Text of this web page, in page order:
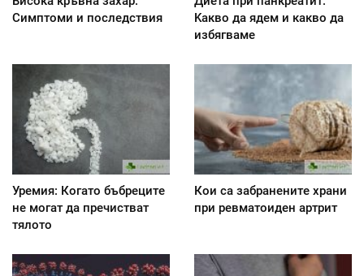
Симптоми и последствия
Kакво да ядем и какво да
избягваме
Уремия: Когато бъбреците
не могат да пречистват
тялото
Кои са забранените храни
при ревматоиден артрит